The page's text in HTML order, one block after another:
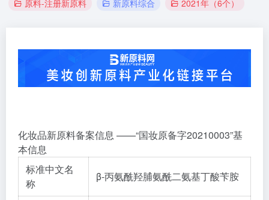
原料-注册新原料 新原料综合 2021年（6个）
化妆品新原料备案信息 ——“国妆原备字20210003”基
本信息
标准中文名
称
β-丙氨酰羟脯氨酰二氨基丁酸苄胺